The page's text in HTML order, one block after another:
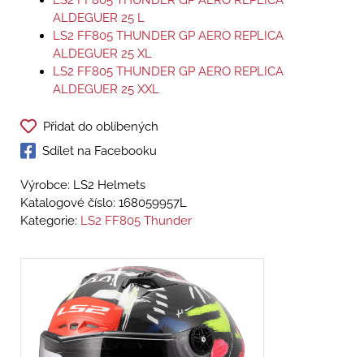
ALDEGUER 25 L
LS2 FF805 THUNDER GP AERO REPLICA
ALDEGUER 25 XL
LS2 FF805 THUNDER GP AERO REPLICA
ALDEGUER 25 XXL
Přidat do oblíbených
Sdílet na Facebooku
Výrobce: LS2 Helmets
Katalogové číslo: 168059957L
Kategorie: LS2 FF805 Thunder